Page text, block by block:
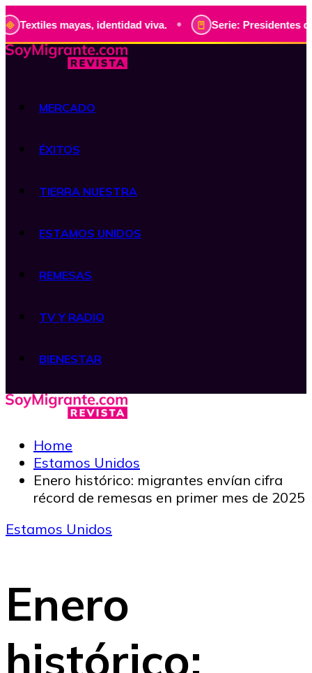
mayas, identidad viva. • Serie: Presidentes de
MERCADO
ÉXITOS
TIERRA NUESTRA
ESTAMOS UNIDOS
REMESAS
TV Y RADIO
BIENESTAR
Home
Estamos Unidos
Enero histórico: migrantes envían cifra
récord de remesas en primer mes de 2025
Estamos Unidos
Enero
histórico: